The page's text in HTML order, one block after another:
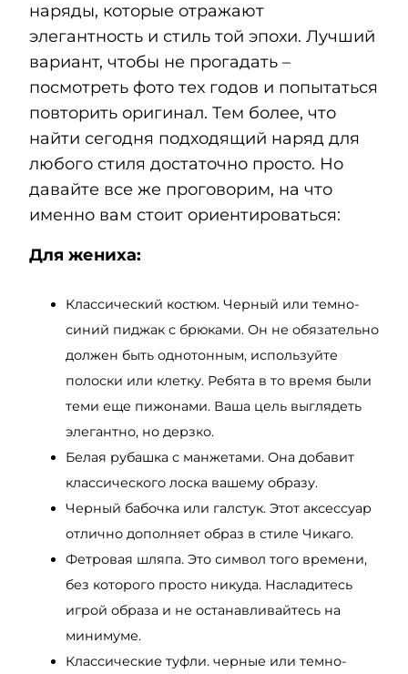
наряды, которые отражают
элегантность и стиль той эпохи. Лучший
вариант, чтобы не прогадать –
посмотреть фото тех годов и попытаться
повторить оригинал. Тем более, что
найти сегодня подходящий наряд для
любого стиля достаточно просто. Но
давайте все же проговорим, на что
именно вам стоит ориентироваться:
Для жениха:
Классический костюм. Черный или темно-
синий пиджак с брюками. Он не обязательно
должен быть однотонным, используйте
полоски или клетку. Ребята в то время были
теми еще пижонами. Ваша цель выглядеть
элегантно, но дерзко.
Белая рубашка с манжетами. Она добавит
классического лоска вашему образу.
Черный бабочка или галстук. Этот аксессуар
отлично дополняет образ в стиле Чикаго.
Фетровая шляпа. Это символ того времени,
без которого просто никуда. Насладитесь
игрой образа и не останавливайтесь на
минимуме.
Классические туфли. черные или темно-